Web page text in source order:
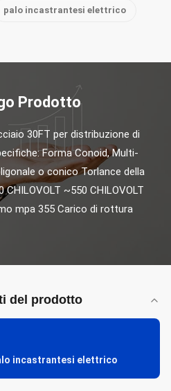
palo incastrantesi elettrico
Prodotto
30FT per distribuzione di
Forma Conoid, Multi-
o conico Torlance della
~550 CHILOVOLT
mpa 355 Carico di rottura
del prodotto
incastrantesi elettrico